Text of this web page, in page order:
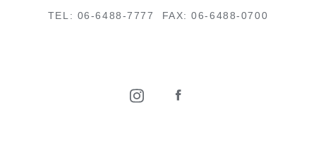
TEL: 06-6488-7777 FAX: 06-6488-0700